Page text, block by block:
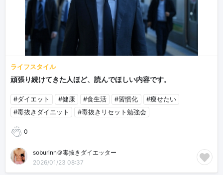
ライフスタイル
頑張り続けてきた人ほど、読んでほしい内容です。
#ダイエット #健康 #食生活 #習慣化
#痩せたい
#毒抜きダイエット
#毒抜きリセット勉強会
0
soburinn＠毒抜きダイエッター
2026/01/23 08:37